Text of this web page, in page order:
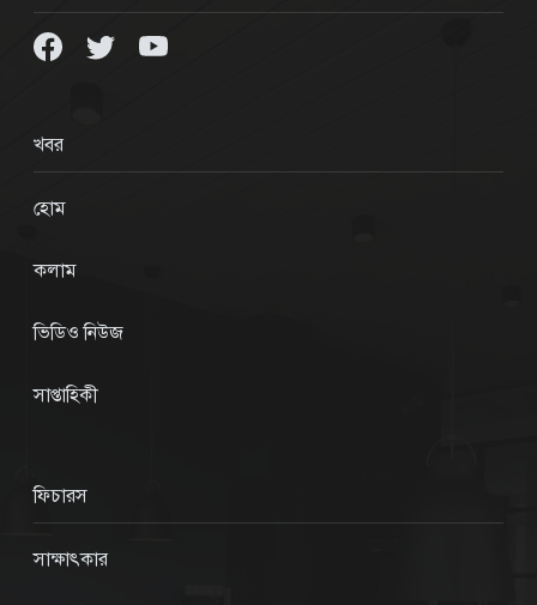
খবর
হোম
কলাম
ভিডিও নিউজ
সাপ্তাহিকী
ফিচারস
সাক্ষাৎকার